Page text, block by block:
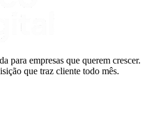
para empresas que querem crescer.
que traz cliente todo mês.